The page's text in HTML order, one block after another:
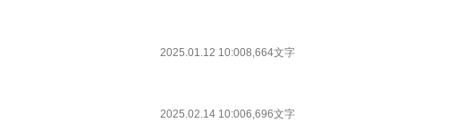
2025.01.12 10:008,664文字
2025.02.14 10:006,696文字